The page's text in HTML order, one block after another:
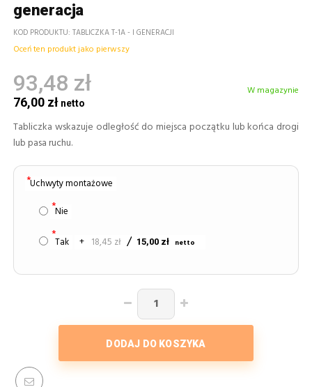
generacja
KOD PRODUKTU TABLICZKA T-1A - I GENERACJI
Oceń ten produkt jako pierwszy
93,48 zł
76,00 zł
W magazynie
Tabliczka wskazuje odległość do miejsca początku lub końca drogi
lub pasa ruchu.
Uchwyty montażowe
Nie
Tak + 18,45 zł 15,00 zł
DODAJ DO KOSZYKA